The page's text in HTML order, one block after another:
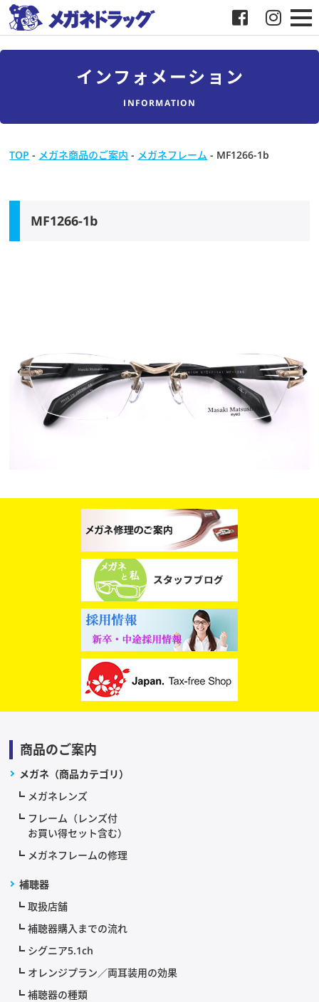
メガネドラッグについて
インフォメーション
INFORMATION
TOP - メガネ商品のご案内 - メガネフレーム - MF1266-1b
MF1266-1b
商品のご案内
メガネ（商品カテゴリ）
メガネレンズ
フレーム（レンズ付
お買い得セット含む）
メガネフレームの修理
補聴器
取扱店舗
補聴器購入までの流れ
シグニア5.1ch
オレンジプラン／両耳装用の効果
補聴器の種類